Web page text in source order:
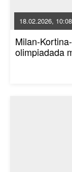
18.02.2026, 10:08
Milan-
olimpiadada